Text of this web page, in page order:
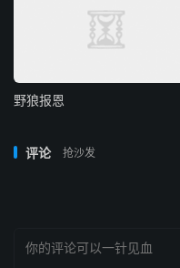
野狼报恩
评论 抢沙发